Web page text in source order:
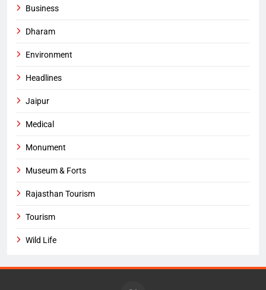
Business
Dharam
Environment
Headlines
Jaipur
Medical
Monument
Museum & Forts
Rajasthan Tourism
Tourism
Wild Life